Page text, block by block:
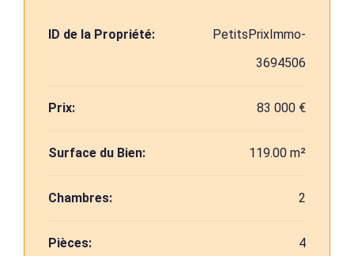
ID de la Propriété:
PetitsPrixImmo-
3694506
Prix: 83 000 €
Surface du Bien: 119.00 m²
Chambres: 2
Pièces: 4